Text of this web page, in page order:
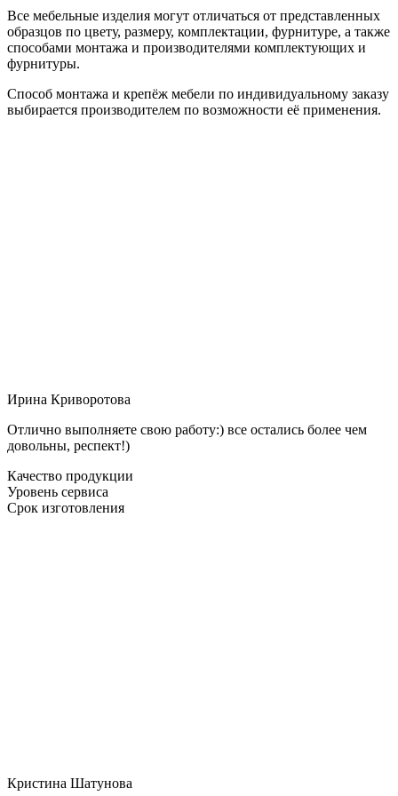
Все мебельные изделия могут отличаться от представленных
образцов по цвету, размеру, комплектации, фурнитуре, а также
способами монтажа и производителями комплектующих и
фурнитуры.
Способ монтажа и крепёж мебели по индивидуальному заказу
выбирается производителем по возможности её применения.
Ирина Криворотова
Отлично выполняете свою работу:) все остались более чем
довольны, респект!)
Качество продукции
Уровень сервиса
Срок изготовления
Кристина Шатунова